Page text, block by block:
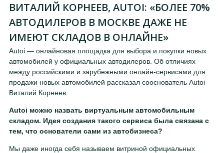
ВИТАЛИЙ КОРНЕЕВ, AUTOI: «БОЛЕЕ 70%
АВТОДИЛЕРОВ В МОСКВЕ ДАЖЕ НЕ
ИМЕЮТ СКЛАДОВ В ОНЛАЙНЕ»
Autoi — онлайновая площадка для выбора и покупки новых
автомобилей у официальных автодилеров. Об отличиях
между российскими и зарубежными онлайн-сервисами для
продажи новых автомобилей рассказал сооснователь Autoi
Виталий Корнеев.
Autoi можно назвать виртуальным автомобильным
складом. Идея создания такого сервиса была связана с
тем, что основатели сами из автобизнеса?
Мы даже иногда себя называем витриной официальных